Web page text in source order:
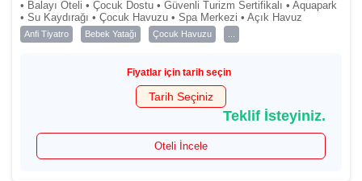
• Balayı Oteli • Çocuk Dostu • Güvenli Turizm Sertifikalı • Aquapark
• Su Kaydırağı • Çocuk Havuzu • Spa Merkezi • Açık Havuz
Anfi Tiyatro Bebek Yatağı Çocuk Havuzu
Fiyatlar için tarih seçin
Tarih Seçiniz
Teklif İsteyiniz.
Oteli İncele